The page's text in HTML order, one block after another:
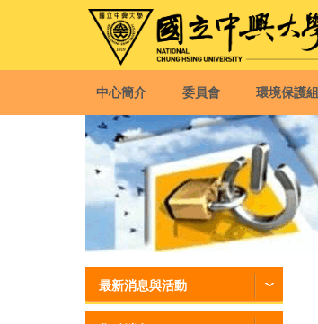
中心簡介 委員會 環境保護組
最新消息與活動